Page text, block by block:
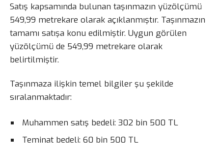
Satış kapsamında bulunan taşınmazın yüzölçümü
549,99 metrekare olarak açıklanmıştır. Taşınmazın
tamamı satışa konu edilmiştir. Uygun görülen
yüzölçümü de 549,99 metrekare olarak
belirtilmiştir.
Taşınmaza ilişkin temel bilgiler şu şekilde
sıralanmaktadır:
Muhammen satış bedeli: 302 bin 500 TL
Teminat bedeli: 60 bin 500 TL